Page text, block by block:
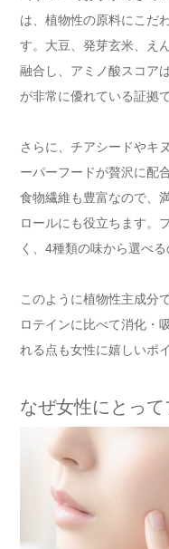
は、植物性の原料にこだ
す。大豆、発芽玄米、え
融合し、アミノ酸スコア
が非常に優れている証拠で
さらに、チアシードやキ
ーパーフードが贅沢に配
食物繊維も豊富なので、
ロールにも役立ちます。
く、4種類の味から選べる
このように植物性主成分
ロテインに比べて消化・
れる点も女性に嬉しいポ
なぜ女性にとっ